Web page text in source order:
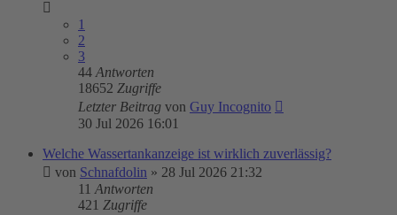
1
2
3
44 Antworten
18652 Zugriffe
Letzter Beitrag von Guy Incognito
30 Jul 2026 16:01
Welche Wassertankanzeige ist wirklich zuverlässig?
von Schnafdolin » 28 Jul 2026 21:32
11 Antworten
421 Zugriffe